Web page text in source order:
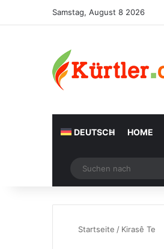
Samstag, August 8 2026
DEUTSCH HOME
Zufälliger Artikel
Startseite / Kirasê Te